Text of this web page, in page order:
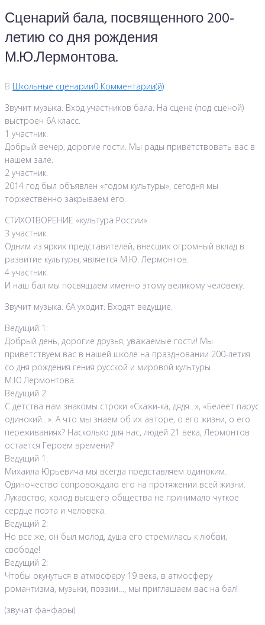
Сценарий бала, посвященного 200-
летию со дня рождения
М.Ю.Лермонтова.
В Школьные сценарии0 Комментарии(й)
Звучит музыка. Вход участников бала. На сцене (под сценой)
выстроен 6А класс.
1 участник.
Добрый вечер, дорогие гости. Мы рады приветствовать вас в
нашем зале.
2 участник.
2014 год был объявлен «годом культуры», сегодня мы
торжественно закрываем его.
СТИХОТВОРЕНИЕ «культура России»
3 участник.
Одним из ярких представителей, внесших огромный вклад в
развитие культуры, является М.Ю. Лермонтов.
4 участник.
И наш бал мы посвящаем именно этому великому человеку.
Звучит музыка. 6А уходит. Входят ведущие.
Ведущий 1:
Добрый день, дорогие друзья, уважаемые гости! Мы
приветствуем вас в нашей школе на праздновании 200-летия
со дня рождения гения русской и мировой культуры
М.Ю.Лермонтова.
Ведущий 2:
С детства нам знакомы строки «Скажи-ка, дядя…», «Белеет парус
одинокий…». А что мы знаем об их авторе, о его жизни, о его
переживаниях? Насколько для нас, людей 21 века, Лермонтов
остается Героем времени?
Ведущий 1:
Михаила Юрьевича мы всегда представляем одиноким.
Одиночество сопровождало его на протяжении всей жизни.
Лукавство, холод высшего общества не принимало чуткое
сердце поэта и человека.
Ведущий 2:
Но все же, он был молод, душа его стремилась к любви,
свободе!
Ведущий 2:
Чтобы окунуться в атмосферу 19 века, в атмосферу
романтизма, музыки, поэзии…, мы приглашаем вас на бал!
(звучат фанфары)